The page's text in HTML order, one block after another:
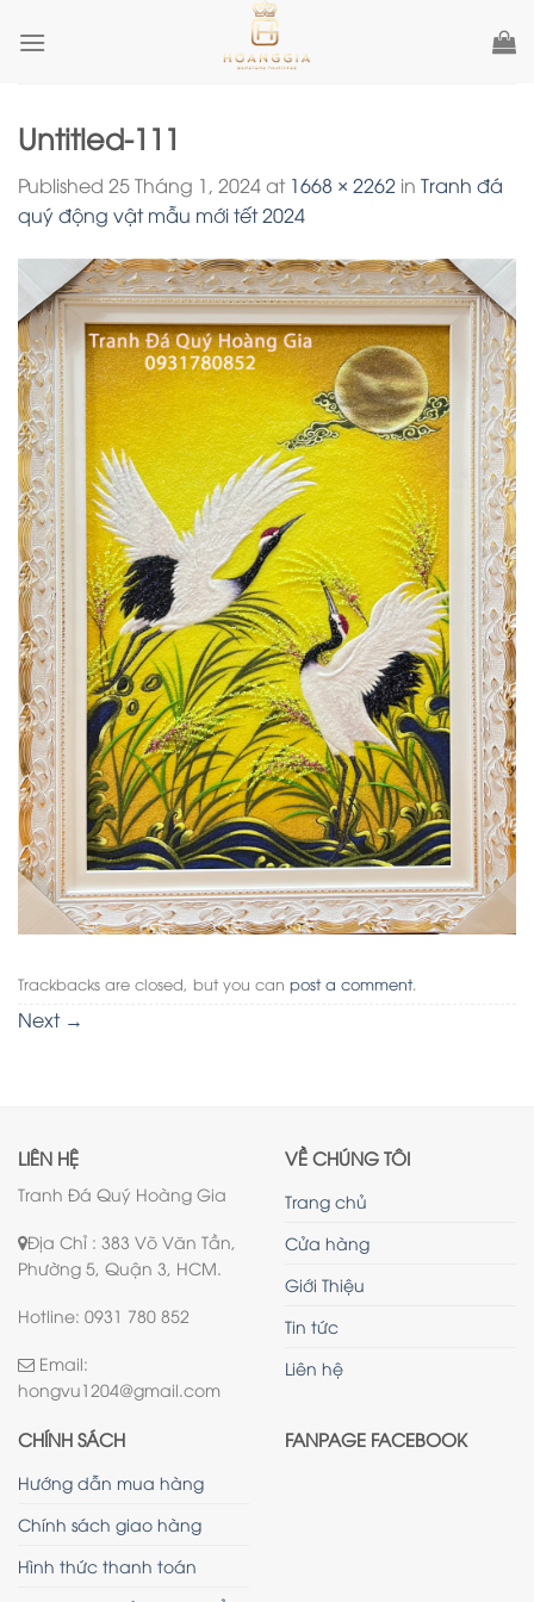
Untitled-111
Published 25 Tháng 1, 2024at 1668 × 2262 in Tranh đá
quý động vật mẫu mới tết 2024
Trackbacks are closed, but you can post a comment.
Next →
LIÊN HỆ
Tranh Đá Quý Hoàng Gia
Địa Chỉ : 383 Võ Văn Tần,
Phường 5, Quận 3, HCM.
Hotline: 0931 780 852
Email:
hongvu1204@gmail.com
VỀ CHÚNG TÔI
Trang chủ
Cửa hàng
Giới Thiệu
Tin tức
Liên hệ
CHÍNH SÁCH
Hướng dẫn mua hàng
Chính sách giao hàng
Hình thức thanh toán
FANPAGE FACEBOOK